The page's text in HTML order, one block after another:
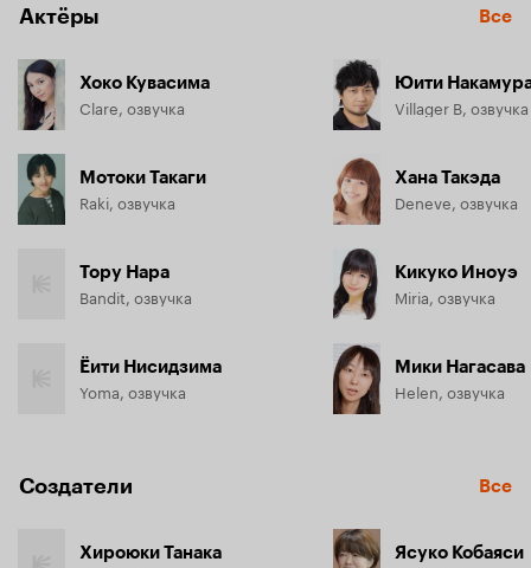
Актёры Все
Хоко Кувасима
Clare, озвучка
Мотоки Такаги
Raki, озвучка
Тору Нара
Bandit, озвучка
Ёити Нисидзима
Yoma, озвучка
Юити
Villager B, озвучка
Хана Такэда
Deneve, озвучка
Кикуко Иноуэ
Miria, озвучка
Мики Нагасава
Helen, озвучка
Создатели Все
Хироюки Танака Ясуко Кобаяси